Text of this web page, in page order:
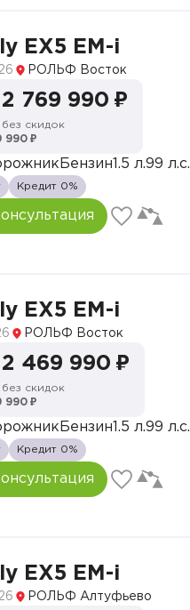
EX5 EM-i
РОЛЬФ Восток
769 990 ₽
без скидок
990 ₽
Бензин 1.5 л.99 л.с.
Кредит 0%
EX5 EM-i
РОЛЬФ Восток
469 990 ₽
без скидок
990 ₽
Бензин 1.5 л.99 л.с.
Кредит 0%
EX5 EM-i
РОЛЬФ Алтуфьево